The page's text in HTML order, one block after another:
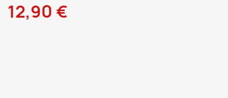
12,90 €